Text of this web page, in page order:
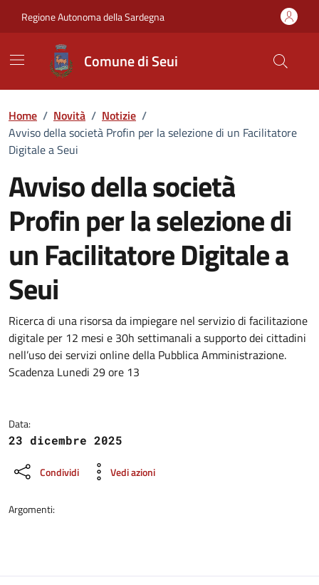
Regione Autonoma della Sardegna
Comune di Seui
Home / Novità / Notizie /
Avviso della società Profin per la selezione di un Facilitatore
Digitale a Seui
Avviso della società
Profin per la selezione di
un Facilitatore Digitale a
Seui
Dettagli della notizia
Ricerca di una risorsa da impiegare nel servizio di facilitazione
digitale per 12 mesi e 30h settimanali a supporto dei cittadini
nell’uso dei servizi online della Pubblica Amministrazione.
Scadenza Lunedi 29 ore 13
Data:
23 dicembre 2025
Condividi Vedi azioni
Argomenti: